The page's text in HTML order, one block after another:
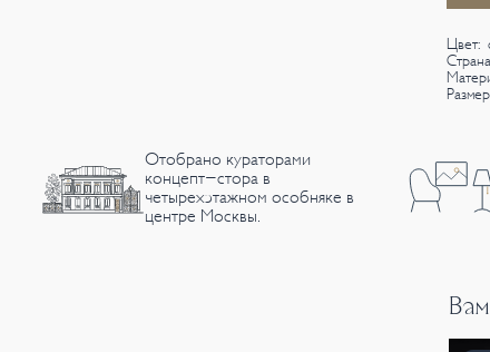
Цвет:
Отобрано кураторами
концепт-стора в
четырехэтажном особняке в
центре Москвы.